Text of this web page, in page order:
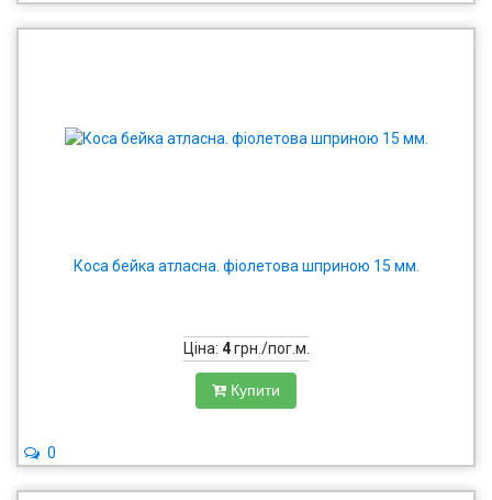
Коса бейка атласна. фіолетова шприною 15 мм.
Ціна: 4грн./пог.м.
Купити
0